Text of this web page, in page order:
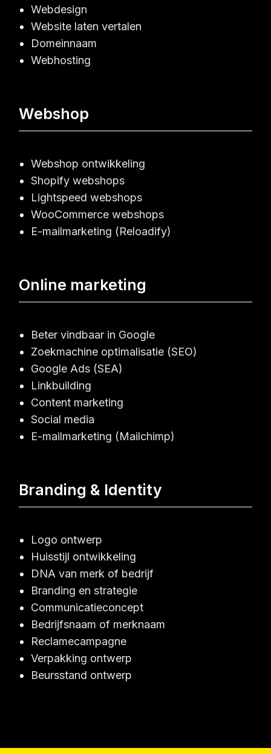
Webdesign
Website laten vertalen
Domeinnaam
Webhosting
Webshop
Webshop ontwikkeling
Shopify webshops
Lightspeed webshops
WooCommerce webshops
E-mailmarketing (Reloadify)
Online marketing
Beter vindbaar in Google
Zoekmachine optimalisatie (SEO)
Google Ads (SEA)
Linkbuilding
Content marketing
Social media
E-mailmarketing (Mailchimp)
Branding & Identity
Logo ontwerp
Huisstijl ontwikkeling
DNA van merk of bedrijf
Branding en strategie
Communicatieconcept
Bedrijfsnaam of merknaam
Reclamecampagne
Verpakking ontwerp
Beursstand ontwerp